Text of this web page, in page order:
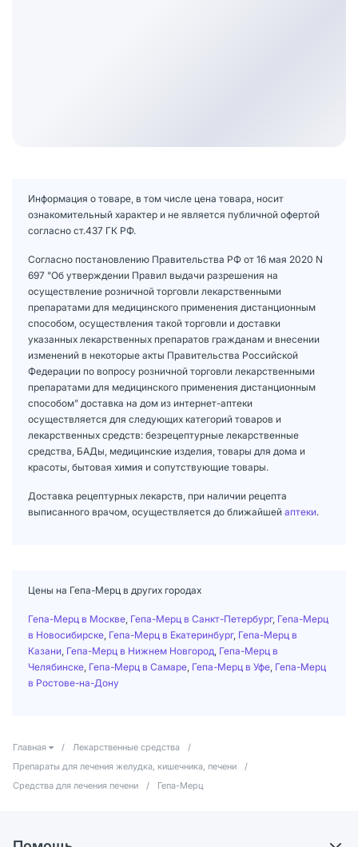
Информация о товаре, в том числе цена товара, носит
ознакомительный характер и не является публичной офертой
согласно ст.437 ГК РФ.
Согласно постановлению Правительства РФ от 16 мая 2020 N
697 "Об утверждении Правил выдачи разрешения на
осуществление розничной торговли лекарственными
препаратами для медицинского применения дистанционным
способом, осуществления такой торговли и доставки
указанных лекарственных препаратов гражданам и внесении
изменений в некоторые акты Правительства Российской
Федерации по вопросу розничной торговли лекарственными
препаратами для медицинского применения дистанционным
способом" доставка на дом из интернет-аптеки
осуществляется для следующих категорий товаров и
лекарственных средств: безрецептурные лекарственные
средства, БАДы, медицинские изделия, товары для дома и
красоты, бытовая химия и сопутствующие товары.
Доставка рецептурных лекарств, при наличии рецепта
выписанного врачом, осуществляется до ближайшей аптеки.
Цены на Гепа-Мерц в других городах
Гепа-Мерц в Москве Гепа-Мерц в Санкт-Петербург, Гепа-Мерц
в Новосибирске Гепа-Мерц в Екатеринбург, Гепа-Мерц в
Казани Гепа-Мерц в Нижнем Новгород Гепа-Мерц в
Челябинске Гепа-Мерц в Самаре Гепа-Мерц в Уфе Гепа-Мерц
в Ростове-на-Дону
Главная / Лекарственные средства
/
Препараты для лечения желудка, кишечника, печени
/
Средства для лечения печени
/ Гепа-Мерц